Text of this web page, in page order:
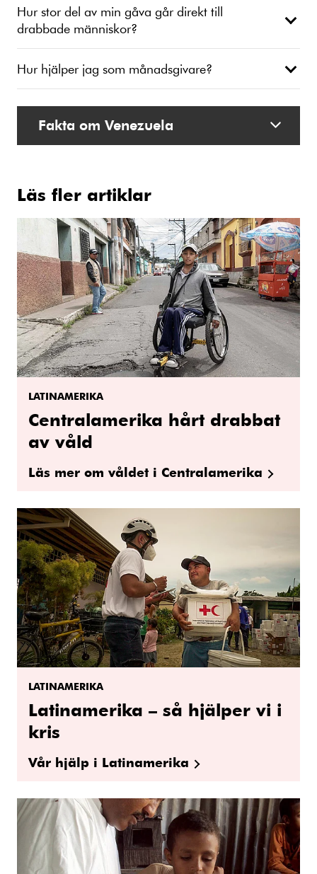
Hur stor del av min gåva går direkt till
drabbade människor?
Hur hjälper jag som månadsgivare?
Fakta om Venezuela
Läs fler artiklar
LATINAMERIKA
Centralamerika hårt drabbat
av våld
Läs mer om våldet i Centralamerika
LATINAMERIKA
Latinamerika – så hjälper vi i
kris
Vår hjälp i Latinamerika